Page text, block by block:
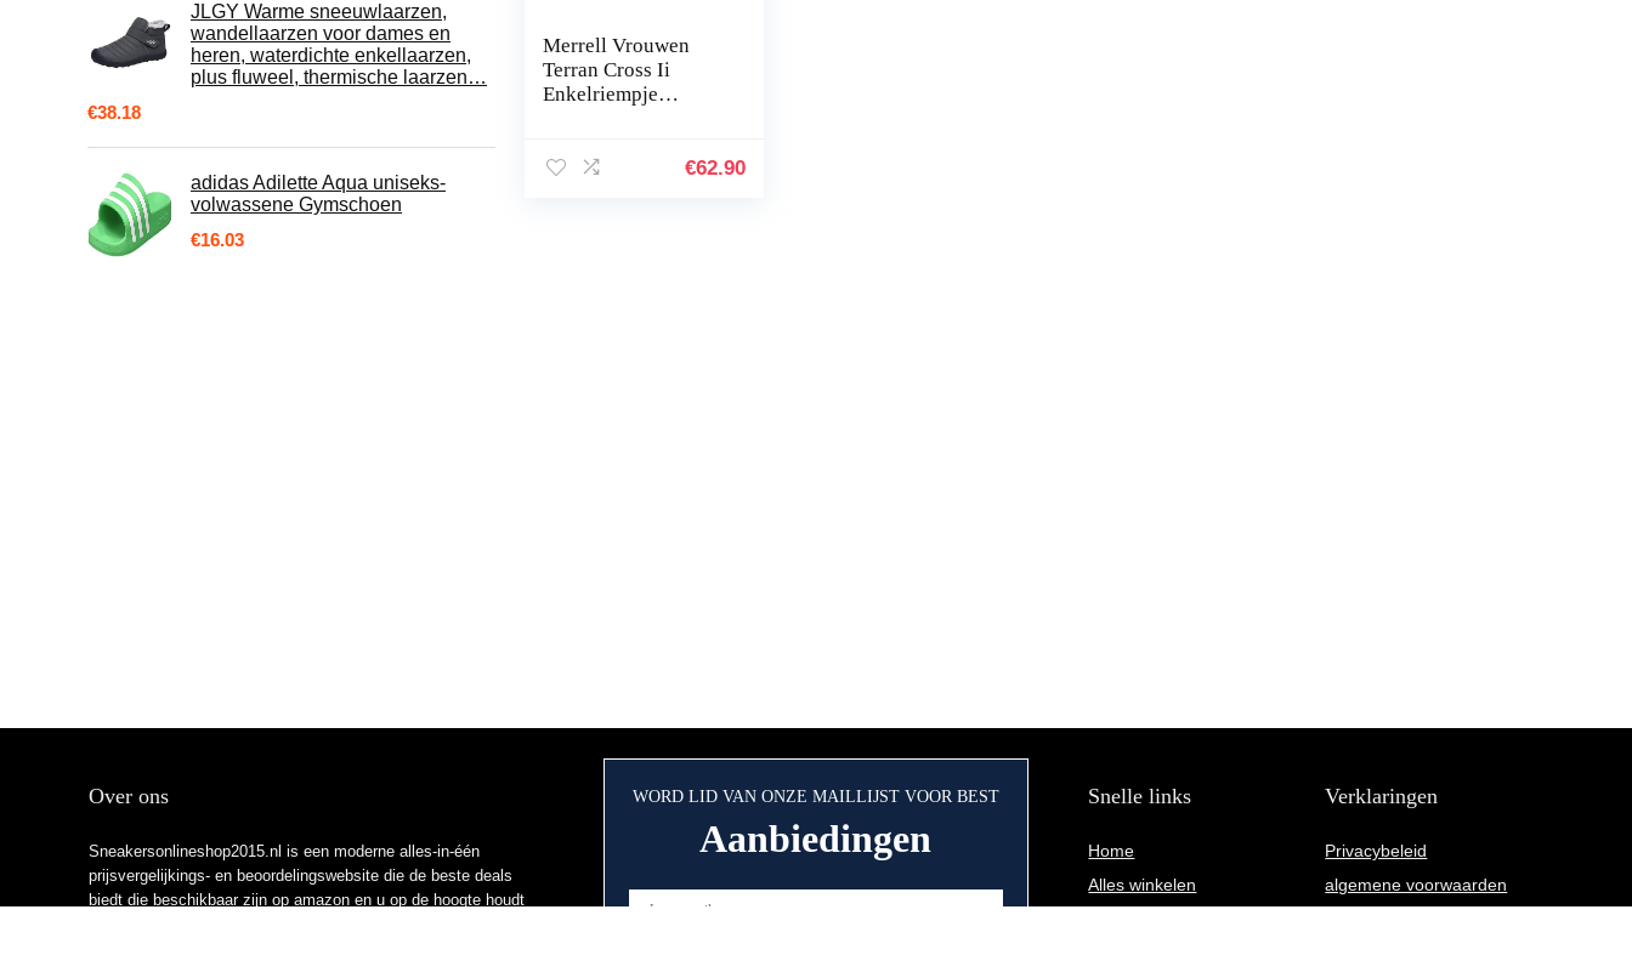
JLGY Warme sneeuwlaarzen,
wandellaarzen voor dames en
heren, waterdichte enkellaarzen,
plus fluweel, thermische laarzen…
€38.18
adidas Adilette Aqua uniseks-
volwassene Gymschoen
€16.03
Merrell Vrouwen
Terran Cross Ii
Enkelriempje
€62.90
Over ons
Sneakersonlineshop2015.nl is een moderne alles-in-één
prijsvergelijkings- en beoordelingswebsite die de beste deals
biedt die beschikbaar zijn op amazon en u op de hoogte houdt
WORD LID VAN ONZE MAILLIJST VOOR BEST
Aanbiedingen
Snelle links
Home
Alles winkelen
Verklaringen
Privacybeleid
algemene voorwaarden